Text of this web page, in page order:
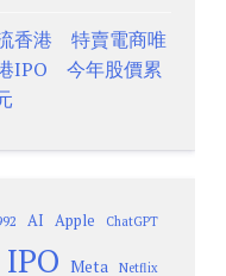
香港 特賣電商唯
IPO 今年股價累
AI Apple ChatGPT
IPO Meta Netflix